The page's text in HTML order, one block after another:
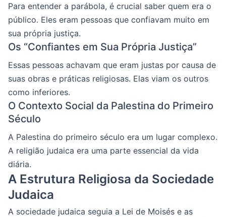
Para entender a parábola, é crucial saber quem era o
público. Eles eram pessoas que confiavam muito em
sua própria justiça.
Os “Confiantes em Sua Própria Justiça”
Essas pessoas achavam que eram justas por causa de
suas obras e práticas religiosas. Elas viam os outros
como inferiores.
O Contexto Social da Palestina do Primeiro
Século
A Palestina do primeiro século era um lugar complexo.
A religião judaica era uma parte essencial da vida
diária.
A Estrutura Religiosa da Sociedade
Judaica
A sociedade judaica seguia a Lei de Moisés e as